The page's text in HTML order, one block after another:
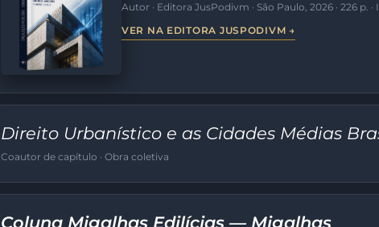
Autor · Editora JusPodivm · São Paulo, 2026 · 226 p.
VER NA EDITORA JUSPODIVM →
Direito Urbanístico e as Cidades Médias
Coautor de capítulo · Obra coletiva
Coluna Migalhas Edilícias — Migalhas